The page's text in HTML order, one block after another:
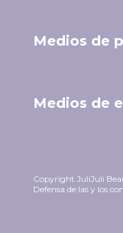
Medios de
Medios de
Copyright JuliJuli
Defensa de las y los